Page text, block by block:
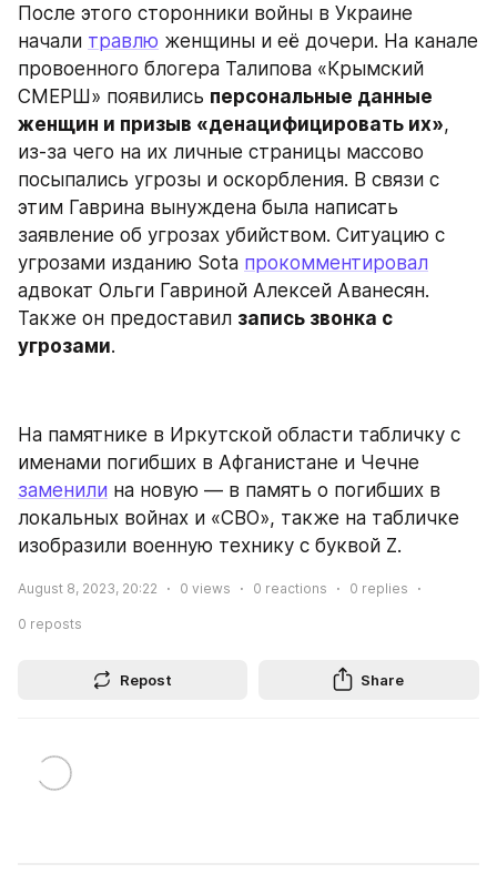
После этого сторонники войны в Украине
начали травлю женщины и её дочери. На канале
провоенного блогера Талипова «Крымский
СМЕРШ» появились персональные данные
женщин и призыв «денацифицировать их»,
из-за чего на их личные страницы массово
посыпались угрозы и оскорбления. В связи с
этим Гаврина вынуждена была написать
заявление об угрозах убийством. Ситуацию с
угрозами изданию Sota прокомментировал
адвокат Ольги Гавриной Алексей Аванесян.
Также он предоставил запись звонка с
угрозами.
На памятнике в Иркутской области табличку с
заменили на новую — в память о погибших в
локальных войнах и «СВО», также на табличке
изобразили военную технику с буквой Z.
August 8, 2023, 20:22 0 views 0 reactions 0 replies
0 reposts
Repost Share